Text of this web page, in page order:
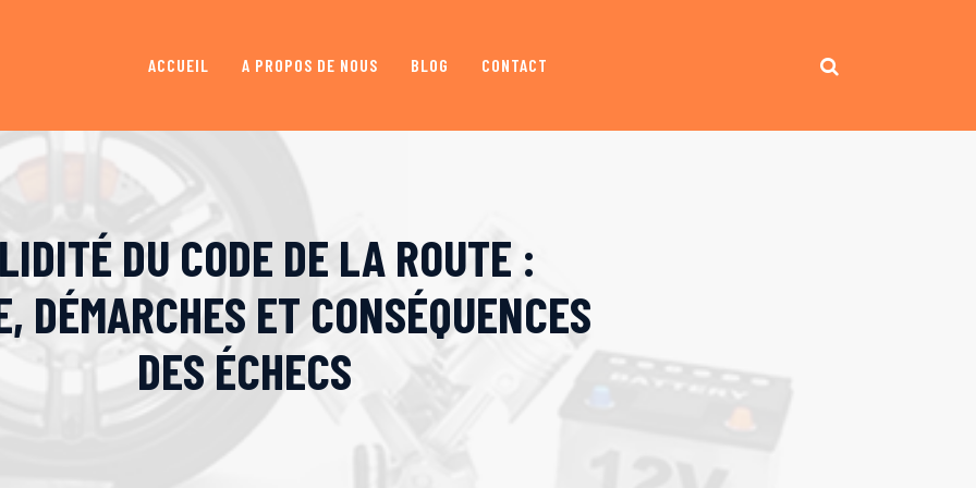
ACCUEIL A PROPOS DE NOUS BLOG CONTACT
DU CODE DE LA ROUTE :
DÉMARCHES ET CONSÉQUENCES
DES ÉCHECS